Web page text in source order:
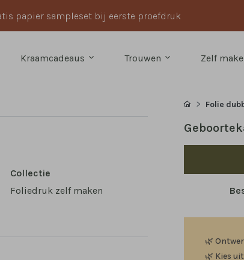
papier sampleset bij eerste proefdruk
Kraamcadeaus Trouwen Zelf
Collectie
Foliedruk zelf maken
Folie
🌿
🌿 Kies